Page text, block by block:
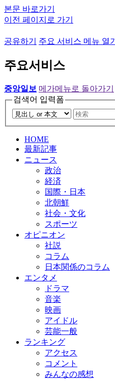
본문 바로가기
이전 페이지로 가기
공유하기 주요 서비스 메뉴 열기
주요서비스
중앙일보 메가메뉴로 돌아가기
검색어 입력폼
HOME
最新記事
ニュース
政治
経済
国際・日本
北朝鮮
社会・文化
スポーツ
オピニオン
社説
コラム
日本関係のコラム
エンタメ
ドラマ
音楽
映画
アイドル
芸能一般
ランキング
アクセス
コメント
みんなの感想